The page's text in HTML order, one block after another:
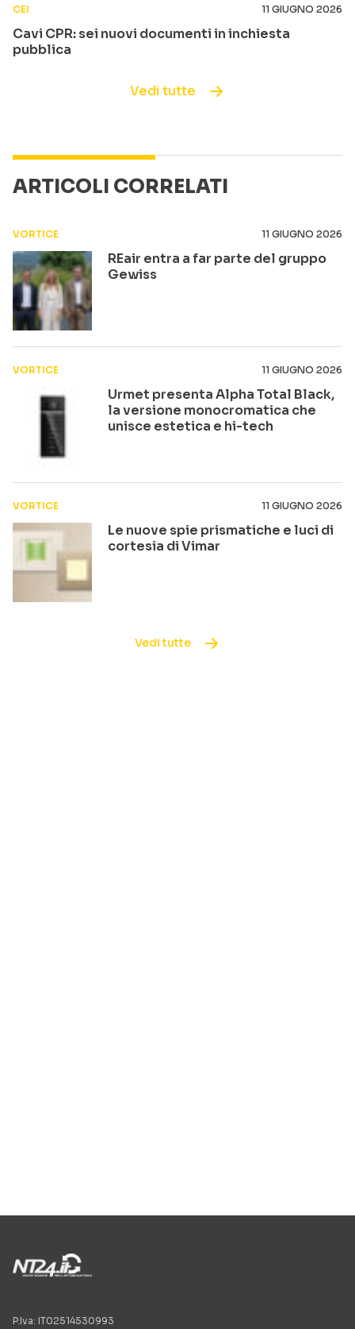
CEI 11 GIUGNO 2026
Cavi CPR: sei nuovi documenti in inchiesta
pubblica
Vedi tutte
ARTICOLI CORRELATI
VORTICE 11 GIUGNO 2026
REair entra a far parte del gruppo
Gewiss
VORTICE 11 GIUGNO 2026
Urmet presenta Alpha Total Black,
la versione monocromatica che
unisce estetica e hi-tech
VORTICE 11 GIUGNO 2026
Le nuove spie prismatiche e luci di
cortesia di Vimar
Vedi tutte
P.Iva: IT02514530993